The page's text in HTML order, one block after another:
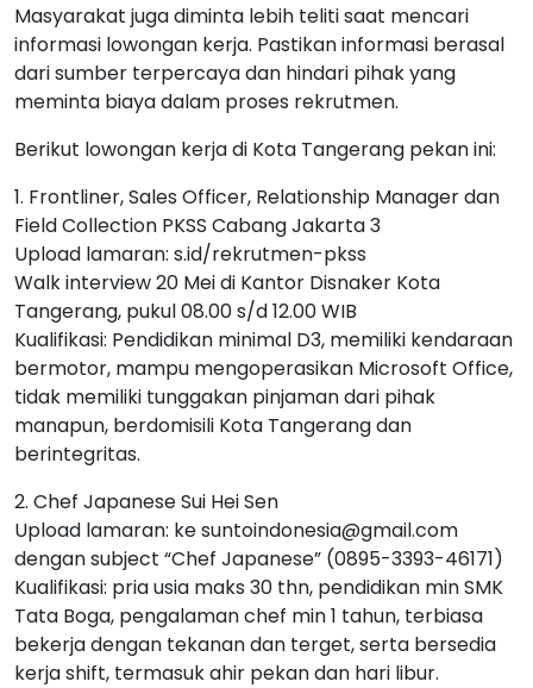
Masyarakat juga diminta lebih teliti saat mencari
informasi lowongan kerja. Pastikan informasi berasal
dari sumber terpercaya dan hindari pihak yang
meminta biaya dalam proses rekrutmen.
Berikut lowongan kerja di Kota Tangerang pekan ini:
1. Frontliner, Sales Officer, Relationship Manager dan
Field Collection PKSS Cabang Jakarta 3
Upload lamaran: s.id/rekrutmen-pkss
Walk interview 20 Mei di Kantor Disnaker Kota
Tangerang, pukul 08.00 s/d 12.00 WIB
Kualifikasi: Pendidikan minimal D3, memiliki kendaraan
bermotor, mampu mengoperasikan Microsoft Office,
tidak memiliki tunggakan pinjaman dari pihak
manapun, berdomisili Kota Tangerang dan
berintegritas.
2. Chef Japanese Sui Hei Sen
Upload lamaran: ke suntoindonesia@gmail.com
dengan subject “Chef Japanese” (0895-3393-46171)
Kualifikasi: pria usia maks 30 thn, pendidikan min SMK
Tata Boga, pengalaman chef min 1 tahun, terbiasa
bekerja dengan tekanan dan terget, serta bersedia
kerja shift, termasuk ahir pekan dan hari libur.